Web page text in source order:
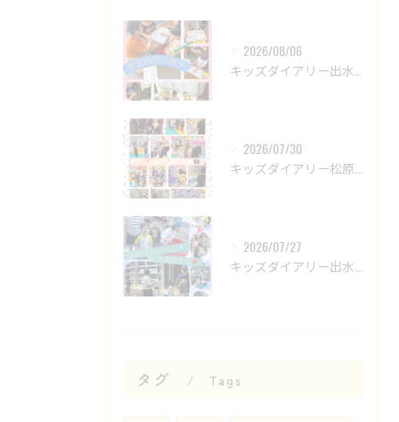
2026/08/06
2026/07/30
2026/07/27
タグ Tags